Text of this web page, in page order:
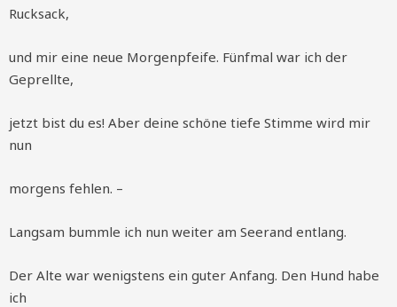
Rucksack,
und mir eine neue Morgenpfeife. Fünfmal war ich der
Geprellte,
jetzt bist du es! Aber deine schöne tiefe Stimme wird mir
nun
morgens fehlen. –
Langsam bummle ich nun weiter am Seerand entlang.
Der Alte war wenigstens ein guter Anfang. Den Hund habe
ich